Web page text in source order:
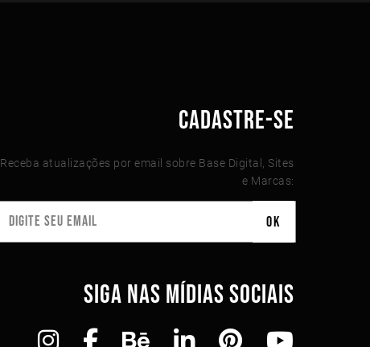
CADASTRE-SE
Receba atualizações por email sobre Base Digital, Sites
e Marcas:
SIGA NAS MÍDIAS SOCIAIS